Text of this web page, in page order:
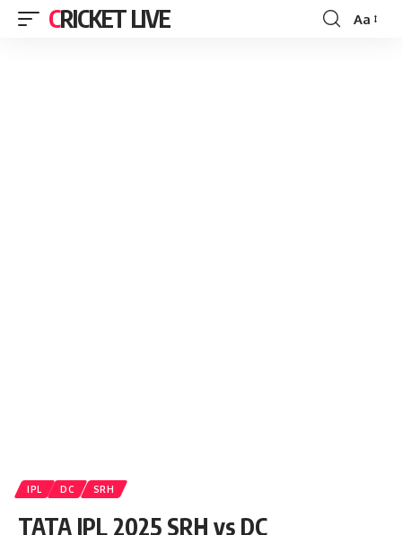
CRICKET LIVE
Font
Aa
IPL DC SRH
TATA IPL 2025 SRH vs DC